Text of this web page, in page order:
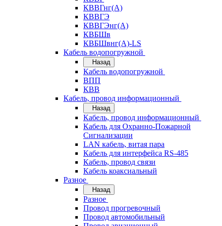
КВВГнг(А)
КВВГЭ
КВВГЭнг(А)
КВБШв
КВБШвнг(А)-LS
Кабель водопогружной
Назад
Кабель водопогружной
ВПП
КВВ
Кабель, провод информационный
Назад
Кабель, провод информационный
Кабель для Охранно-Пожарной
Сигнализации
LAN кабель, витая пара
Кабель для интерфейса RS-485
Кабель, провод связи
Кабель коаксиальный
Разное
Назад
Разное
Провод прогревочный
Провод автомобильный